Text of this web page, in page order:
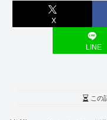
X
LINE
この